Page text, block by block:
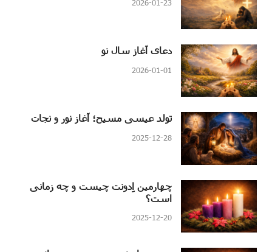
2026-01-23
دعای آغاز سال نو
2026-01-01
تولد عیسی مسیح؛ آغاز نور و نجات
2025-12-28
چهارمین اِدونت چیست و چه زمانی
است؟
2025-12-20